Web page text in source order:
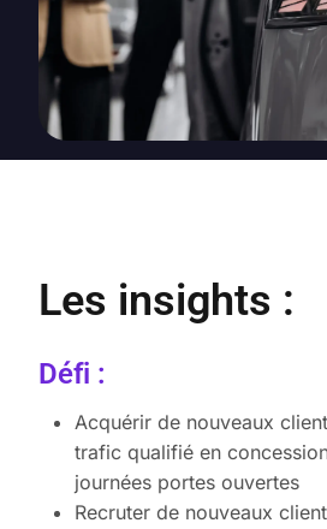
Les insights :
Défi :
Acquérir de nouveaux
trafic qualifié en
journées portes ouvertes
Recruter de nouveaux